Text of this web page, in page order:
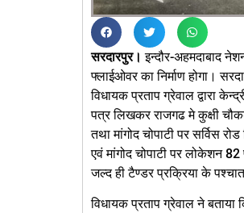
सरदारपुर। इन्दौर-अहमदाबाद
फ्लाईओवर का निर्माण होगा।
विधायक प्रताप ग्रेवाल द्वारा
पत्र लिखकर राजगढ मे कुक्षी
तथा मांगोद चोपाटी पर सर्विस
एवं मांगोद चोपाटी पर लोकेशन
जल्द ही टैण्डर प्रक्रिया के पश्चात
विधायक प्रताप ग्रेवाल ने बताया